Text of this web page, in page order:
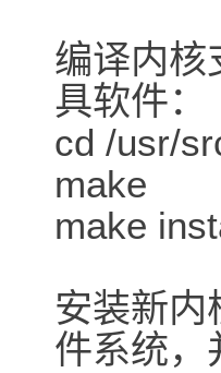
编译内核
具软件：
cd /usr/
make
make
安装新内
件系统，